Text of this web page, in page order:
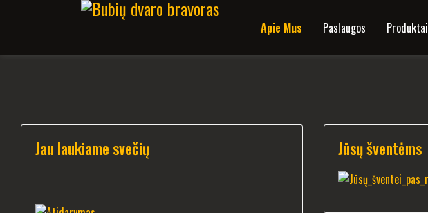
Apie Mus Paslaugos Produktai
Jau laukiame svečių Jūsų šventėms